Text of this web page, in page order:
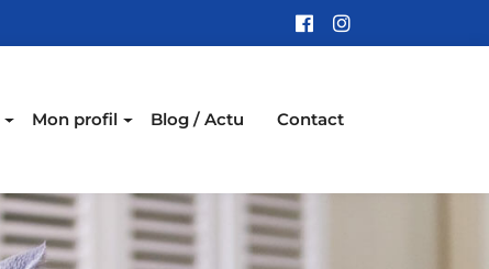
Mon profil Blog / Actu Contact